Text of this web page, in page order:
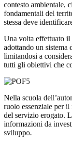
contesto ambientale,
fondamentali del
stessa deve
Una volta effettuato il
adottando un sistema
limitandosi a
tutti gli obiettivi che
Nella scuola
ruolo essenziale per
del servizio erogato.
informazioni da
sviluppo.